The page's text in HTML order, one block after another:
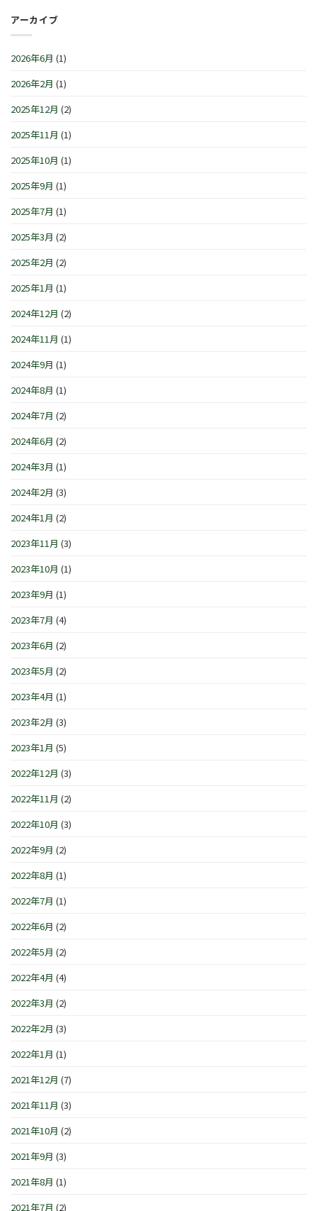
ブ
レ
ョ
IN
浜/
町』！！
は
～
1
(日)
は
4お
知
で
は
アーカイブ
2026年6月 (1)
2026年2月 (1)
2025年12月 (2)
2025年11月 (1)
2025年10月 (1)
2025年9月 (1)
2025年7月 (1)
2025年3月 (2)
2025年2月 (2)
2025年1月 (1)
2024年12月 (2)
2024年11月 (1)
2024年9月 (1)
2024年8月 (1)
2024年7月 (2)
2024年6月 (2)
2024年3月 (1)
2024年2月 (3)
2024年1月 (2)
2023年11月 (3)
2023年10月 (1)
2023年9月 (1)
2023年7月 (4)
2023年6月 (2)
2023年5月 (2)
2023年4月 (1)
2023年2月 (3)
2023年1月 (5)
2022年12月 (3)
2022年11月 (2)
2022年10月 (3)
2022年9月 (2)
2022年8月 (1)
2022年7月 (1)
2022年6月 (2)
2022年5月 (2)
2022年4月 (4)
2022年3月 (2)
2022年2月 (3)
2022年1月 (1)
2021年12月 (7)
2021年11月 (3)
2021年10月 (2)
2021年9月 (3)
2021年8月 (1)
2021年7月 (2)